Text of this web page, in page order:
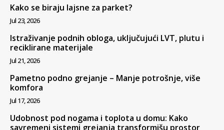
Kako se biraju lajsne za parket?
Jul 23, 2026
Istraživanje podnih obloga, uključujući LVT, plutu i
reciklirane materijale
Jul 21, 2026
Pametno podno grejanje – Manje potrošnje, više
komfora
Jul 17, 2026
Udobnost pod nogama i toplota u domu: Kako
savremeni sistemi grejanja transformišu prostor